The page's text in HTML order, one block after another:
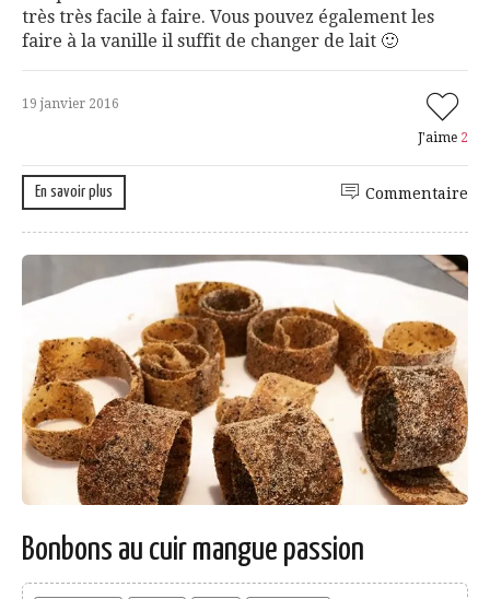
très très facile à faire. Vous pouvez également les
faire à la vanille il suffit de changer de lait 🙂
19 janvier 2016
J'aime 2
En savoir plus Commentaire
Bonbons au cuir mangue passion